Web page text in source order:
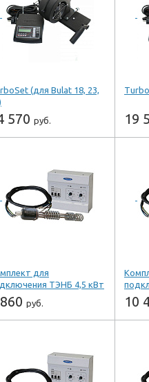
в 1 клик
ZOTA
(для Bulat 18, 23,
570 руб.
+ шт
в 1 клик
ZOTA
19
-
для
ТЭНБ 4,5 кВт
руб.
+ шт
в 1 клик
10
-